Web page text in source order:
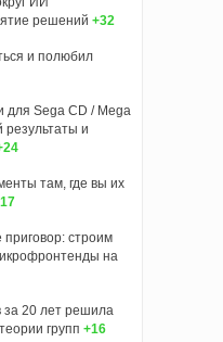
решений +32
и полюбил
для Sega CD / Mega
и
там, где вы их
строим
на
за 20 лет решила
групп +16